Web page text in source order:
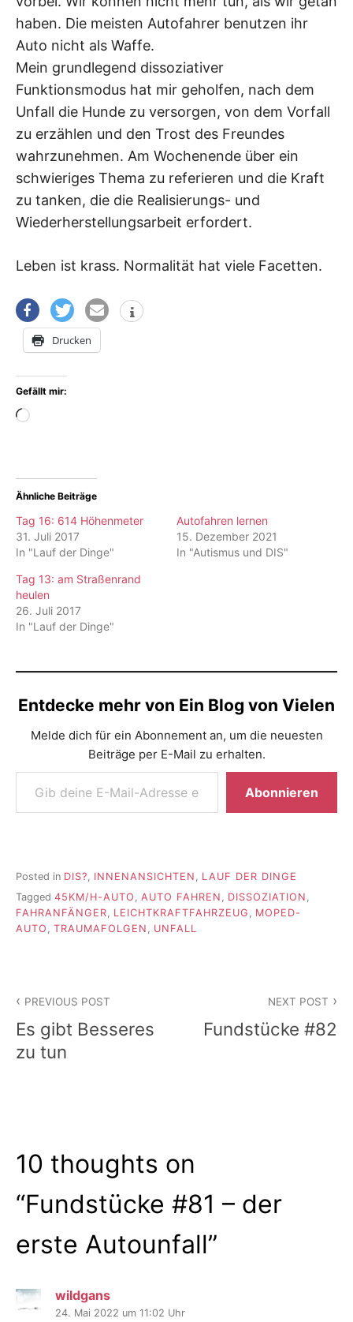
haben. Die meisten Autofahrer benutzen ihr
Auto nicht als Waffe.
Mein grundlegend dissoziativer
Funktionsmodus hat mir geholfen, nach dem
Unfall die Hunde zu versorgen, von dem Vorfall
zu erzählen und den Trost des Freundes
wahrzunehmen. Am Wochenende über ein
schwieriges Thema zu referieren und die Kraft
zu tanken, die die Realisierungs- und
Wiederherstellungsarbeit erfordert.
Leben ist krass. Normalität hat viele Facetten.
Drucken
Gefällt mir:
Wird
Ähnliche Beiträge
Tag 16: 614 Höhenmeter
31. Juli 2017
In "Lauf der Dinge"
Autofahren lernen
15. Dezember 2021
In "Autismus und DIS"
Tag 13: am Straßenrand
heulen
26. Juli 2017
In "Lauf der Dinge"
Entdecke mehr von Ein Blog von Vielen
Melde dich für ein Abonnement an, um die neuesten
Beiträge per E-Mail zu erhalten.
Gib deine E-Mail-Adresse ein ...
Abonnieren
Posted in DIS? INNENANSICHTEN
LAUF DER DINGE
Tagged 45KM/H-AUTO , AUTO FAHREN , DISSOZIATION ,
FAHRANFÄNGER, LEICHTKRAFTFAHRZEUG , MOPED-
AUTO , TRAUMAFOLGEN , UNFALL
PREVIOUS POST
Es gibt Besseres
zu tun
NEXT POST
Fundstücke #82
10 thoughts on
“Fundstücke #81 – der
erste Autounfall”
wildgans
24. Mai 2022 um 11:02 Uhr